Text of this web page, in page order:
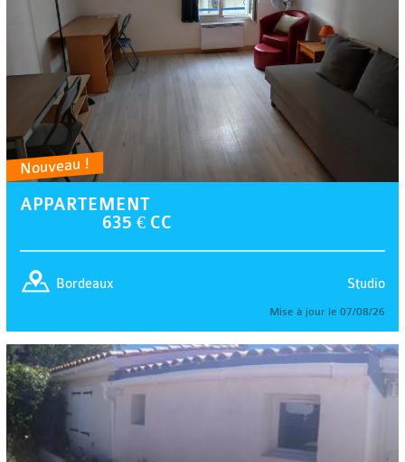
Nouveau !
APPARTEMENT
635 € CC
Studio
Bordeaux
Mise à jour le 07/08/26